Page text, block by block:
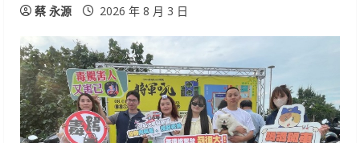
蔡 永源 2026 年 8 月 3 日